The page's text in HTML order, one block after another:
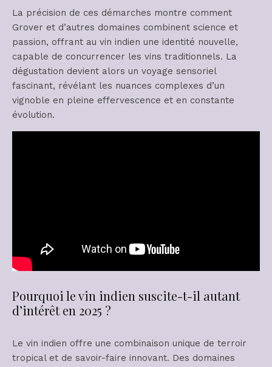
La précision de ces démarches montre comment
Grover et d’autres domaines combinent science et
passion, offrant au vin indien une identité nouvelle,
capable de concurrencer les vins traditionnels. La
dégustation devient alors un voyage sensoriel
fascinant, révélant les nuances complexes d’un
vignoble en pleine effervescence et en constante
évolution.
Pourquoi le vin indien suscite-t-il autant
d’intérêt en 2025 ?
Le vin indien offre une combinaison unique de terroir
tropical et de savoir-faire innovant. Des domaines